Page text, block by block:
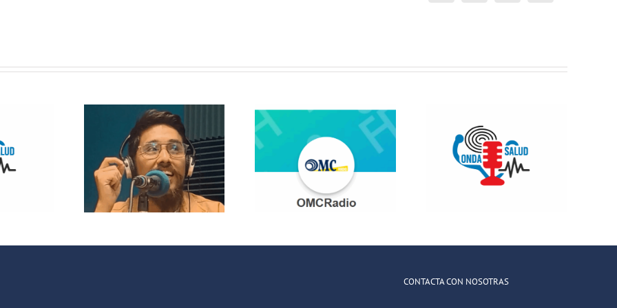
que
y
¿Quieres
participar en
OMC Radio?
ONDA SALUD:
Hablamos
sobre hábitos
saludables en
la educación
Jóvenes del
QuedaT hacen
radio hablando
de deportes,
CONTACTA CON NOSOTRAS